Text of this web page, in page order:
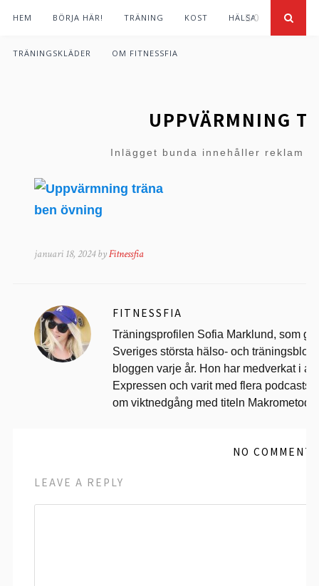
HEM BÖRJA HÄR! TRÄNING KOST HÄLSA
TRÄNINGSKLÄDER OM FITNESSFIA
0
UPPVÄRMNING
Inlägget bunda innehåller reklam i
januari 18, 2024 byFitnessfia
FITNESSFIA
Träningsprofilen Sofia Marklund, som
Sveriges största hälso- och
bloggen varje år. Hon har medverkat i
Expressen och varit med flera
om viktnedgång med titeln
NO COMMENTS
LEAVE A REPLY